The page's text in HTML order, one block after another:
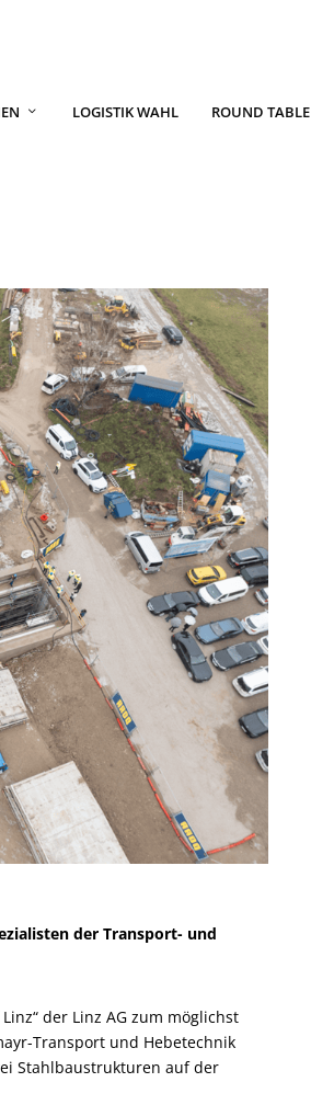
LOGISTIK WAHL ROUND TABLE
der Transport- und
der Linz AG zum möglichst
Transport und Hebetechnik
Stahlbaustrukturen auf der